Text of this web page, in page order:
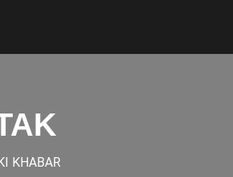
KHABAR